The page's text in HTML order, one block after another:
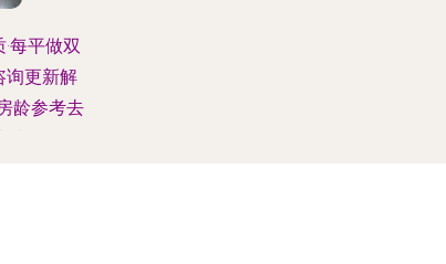
每平做双
询更新解
龄参考去